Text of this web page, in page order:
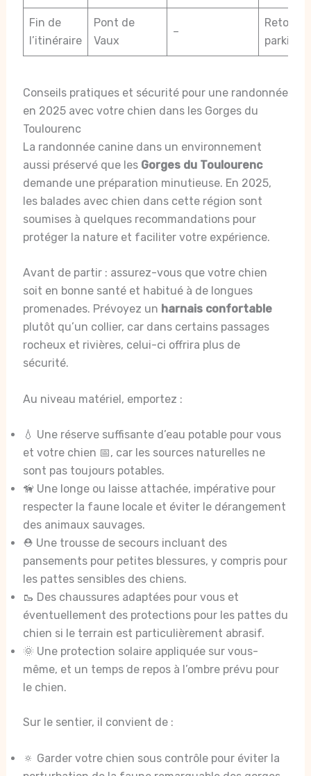
Fin de
l’itinéraire
Pont de
Vaux
–
Retour
parking
Conseils pratiques et sécurité pour une randonnée
en 2025 avec votre chien dans les Gorges du
Toulourenc
La randonnée canine dans un environnement
aussi préservé que les Gorges du Toulourenc
demande une préparation minutieuse. En 2025,
les balades avec chien dans cette région sont
soumises à quelques recommandations pour
protéger la nature et faciliter votre expérience.
Avant de partir : assurez-vous que votre chien
soit en bonne santé et habitué à de longues
promenades. Prévoyez un harnais confortable
plutôt qu’un collier, car dans certains passages
rocheux et rivières, celui-ci offrira plus de
sécurité.
Au niveau matériel, emportez :
💧 Une réserve suffisante d’eau potable pour vous
et votre chien 📅, car les sources naturelles ne
sont pas toujours potables.
🦮 Une longe ou laisse attachée, impérative pour
respecter la faune locale et éviter le dérangement
des animaux sauvages.
⛑️ Une trousse de secours incluant des
pansements pour petites blessures, y compris pour
les pattes sensibles des chiens.
🥾 Des chaussures adaptées pour vous et
éventuellement des protections pour les pattes du
chien si le terrain est particulièrement abrasif.
🌞 Une protection solaire appliquée sur vous-
même, et un temps de repos à l’ombre prévu pour
le chien.
Sur le sentier, il convient de :
🔅 Garder votre chien sous contrôle pour éviter la